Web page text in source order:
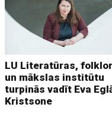
LU Literatūras,
un mākslas institūtu
turpinās vadīt Eva
Kristsone